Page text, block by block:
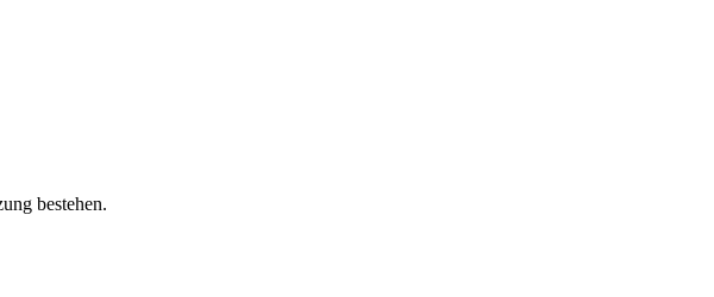
bestehen.